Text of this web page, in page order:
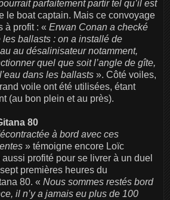
parfaitement partir tel qu’il est
le boat captain. Mais ce convoyage
à profit : « Erwan Conan a checké
ballasts : on a installé de
au désalinisateur notamment,
quel que soit l’angle de gîte,
dans les ballasts ». Côté voiles,
voile ont été utilisées, étant
(au bon plein et au près).
80
à bord avec ces
» témoigne encore Loïc
profité pour se livrer à un duel
premières heures du
80. « Nous sommes restés bord
il n’y a jamais eu plus de 100